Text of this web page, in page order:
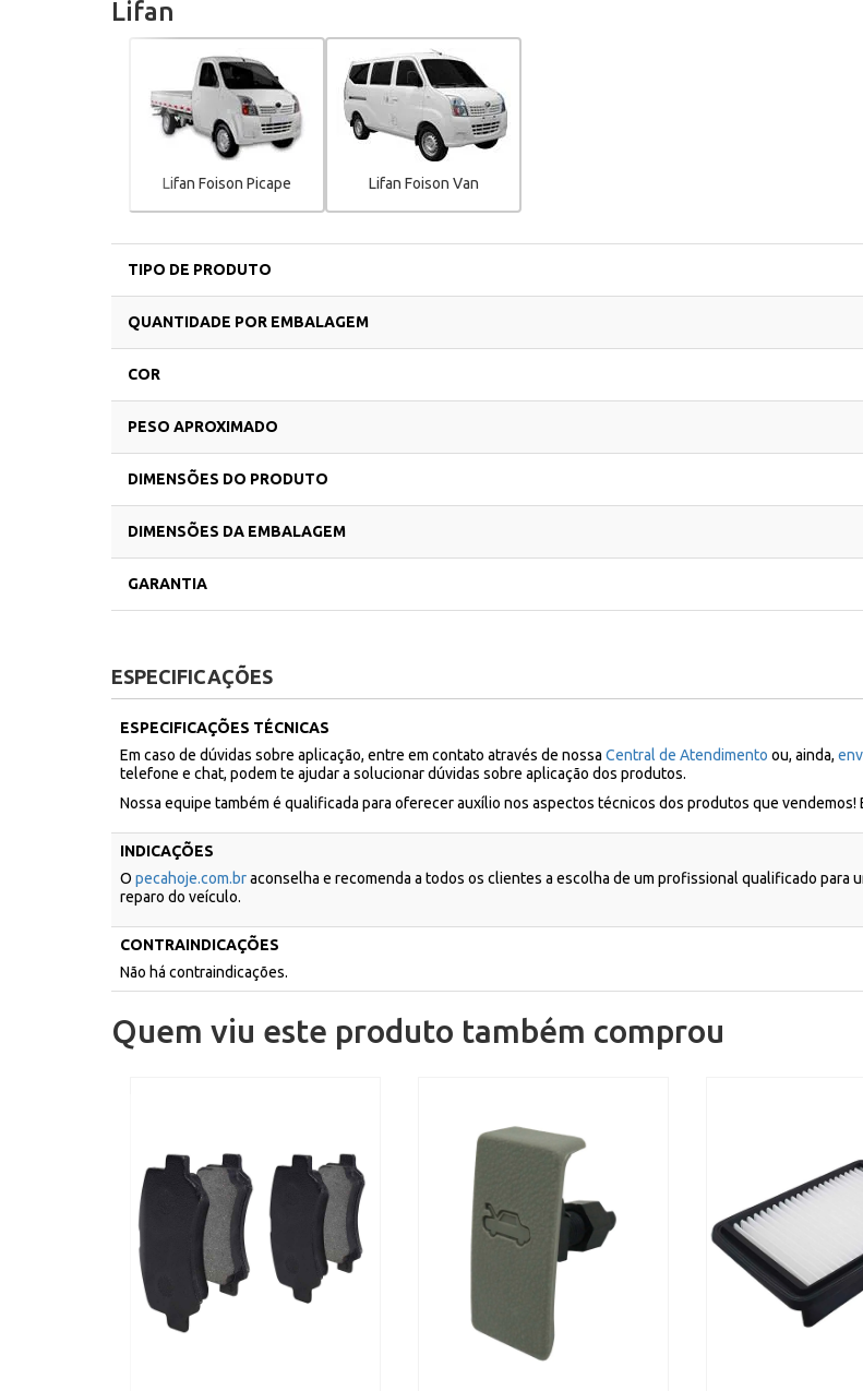
Lifan
Lifan Foison Picape Lifan Foison Van
TIPO DE PRODUTO
QUANTIDADE POR EMBALAGEM
COR
PESO APROXIMADO
DIMENSÕES DO PRODUTO
DIMENSÕES DA EMBALAGEM
GARANTIA
ESPECIFICAÇÕES
ESPECIFICAÇÕES TÉCNICAS
Em caso de dúvidas sobre aplicação, entre em contato através de nossa Central de Atendimento ou, ainda,
telefone e chat, podem te ajudar a solucionar dúvidas sobre aplicação dos produtos.
Nossa equipe também é qualificada para oferecer auxílio nos aspectos técnicos dos produtos que vendemos!
INDICAÇÕES
O pecahoje.com.braconselha e recomenda a todos os clientes a escolha de um profissional qualificado para
reparo do veículo.
CONTRAINDICAÇÕES
Não há contraindicações.
Quem viu este produto também comprou